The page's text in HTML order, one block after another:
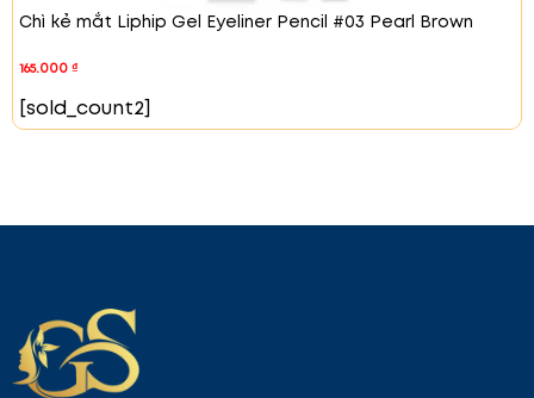
Sản phẩm được chiết xuất từ các thành phần tự
nhiên như Mica, Ceresin và nhiều loại sáp tổng hợp,
vón cục. Ngoài ra, công thức của chì Liphip không
gây lem, đảm bảo giữ màu sắc nguyên vẹn trong
Chì kẻ mắt Liphip Gel Eyeliner Pencil #03 Pearl Brown
165.000₫
[sold_count2]